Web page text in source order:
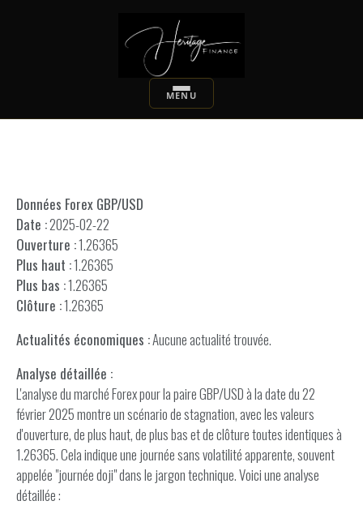
Données Forex GBP/USD
Date :2025-02-22
Ouverture :1.26365
Plus haut :1.26365
Plus bas :1.26365
Clôture :1.26365
Actualités économiques :Aucune actualité trouvée.
Analyse détaillée :
L'analyse du marché Forex pour la paire GBP/USD à la date du 22
février 2025 montre un scénario de stagnation, avec les valeurs
d'ouverture, de plus haut, de plus bas et de clôture toutes identiques à
1.26365. Cela indique une journée sans volatilité apparente, souvent
appelée "journée doji" dans le jargon technique. Voici une analyse
détaillée :